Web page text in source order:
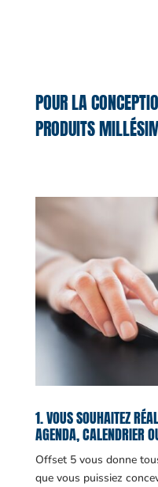
POUR LA
PRODUITS
1. VOUS SOUHAITEZ
AGENDA, CALENDRIER
Offset 5 vous donne
que vous puissiez